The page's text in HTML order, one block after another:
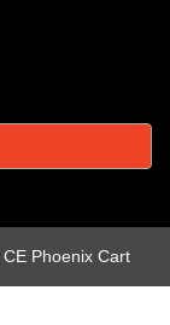
CE Phoenix Cart